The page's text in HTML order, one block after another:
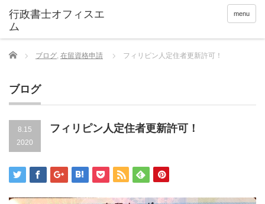
menu
Home ブログ, 在留資格申請 フィリピン人定住者更新許可！
ブログ
8.15
2020
フィリピン人定住者更新許可！